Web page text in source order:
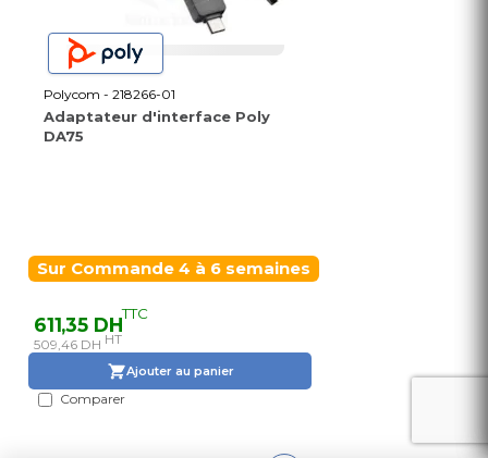
Polycom - 218266-01
Adaptateur d'interface Poly
DA75
Sur Commande 4 à 6 semaines
611,35 DHTTC
509,46 DH HT
Ajouter au panier
Comparer